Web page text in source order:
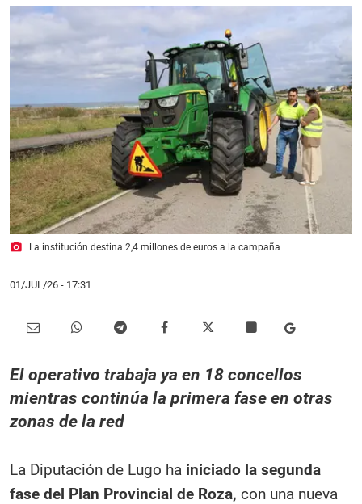
photo_camera La institución destina 2,4 millones de euros a la campaña
01/JUL/26 - 17:31
El operativo trabaja ya en 18 concellos
mientras continúa la primera fase en otras
zonas de la red
La Diputación de Lugo ha iniciado la segunda
fase del Plan Provincial de Roza, con una nueva